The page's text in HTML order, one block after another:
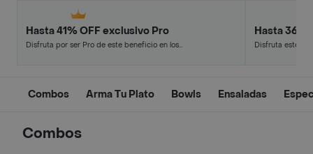
Hasta 41% OFF exclusivo Pro
Disfruta por ser Pro de este beneficio en los
Hasta 36%
Disfruta este
Combos Arma Tu Plato Bowls Ensaladas
Combos